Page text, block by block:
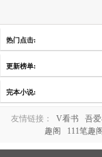
热门点击:
更新榜单:
完本小说:
友情链接： V看书 吾
趣阁
111笔趣阁